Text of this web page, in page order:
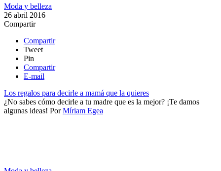
Moda y belleza
26 abril 2016
Compartir
Compartir
Tweet
Pin
Compartir
E-mail
Los regalos para decirle a mamá que la quieres
¿No sabes cómo decirle a tu madre que es la mejor? ¡Te damos
algunas ideas! PorMíriam Egea